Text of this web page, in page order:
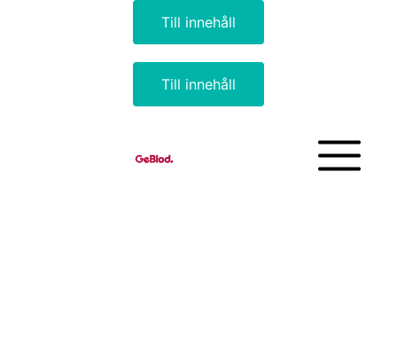
Till innehåll
Till innehåll